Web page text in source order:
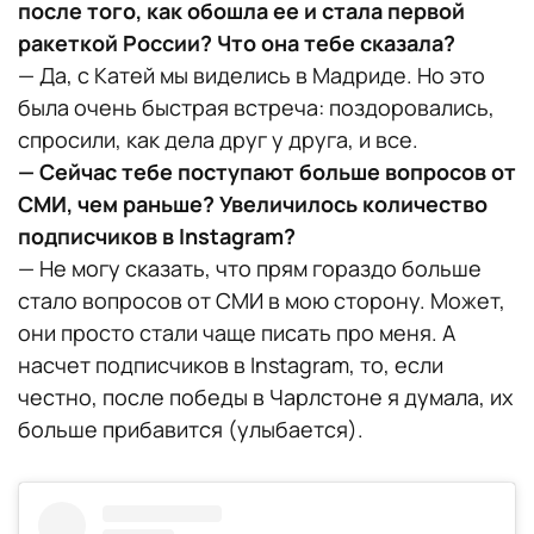
после того, как обошла ее и стала первой
ракеткой России? Что она тебе сказала?
— Да, с Катей мы виделись в Мадриде. Но это
была очень быстрая встреча: поздоровались,
спросили, как дела друг у друга, и все.
— Сейчас тебе поступают больше вопросов от
СМИ, чем раньше? Увеличилось количество
подписчиков в Instagram?
— Не могу сказать, что прям гораздо больше
стало вопросов от СМИ в мою сторону. Может,
они просто стали чаще писать про меня. А
насчет подписчиков в Instagram, то, если
честно, после победы в Чарлстоне я думала, их
больше прибавится (улыбается).